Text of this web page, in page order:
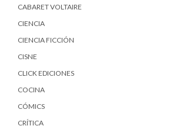
CABARET VOLTAIRE
CIENCIA
CIENCIA FICCIÓN
CISNE
CLICK EDICIONES
COCINA
CÓMICS
CRÍTICA